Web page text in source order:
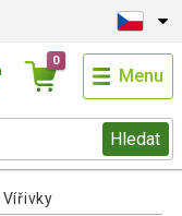
Hledat
0
Menu
Vířivky